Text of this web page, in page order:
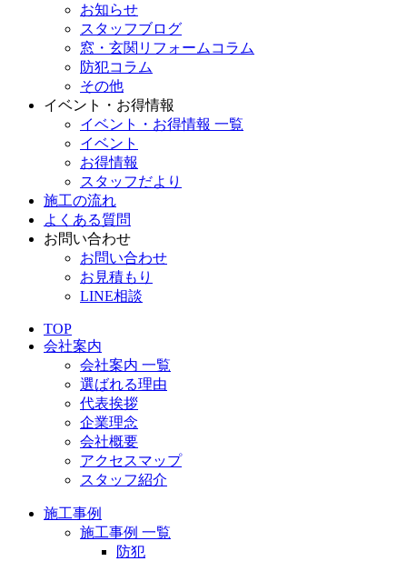
お知らせ
スタッフブログ
窓・玄関リフォームコラム
防犯コラム
その他
イベント・お得情報
イベント・お得情報 一覧
イベント
お得情報
スタッフだより
施工の流れ
よくある質問
お問い合わせ
お問い合わせ
お見積もり
LINE相談
TOP
会社案内
会社案内 一覧
選ばれる理由
代表挨拶
企業理念
会社概要
アクセスマップ
スタッフ紹介
施工事例
施工事例 一覧
防犯